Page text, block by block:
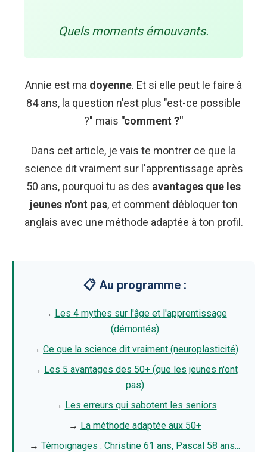
Quels moments émouvants.
Annie est ma doyenne. Et si elle peut le faire à
84 ans, la question n'est plus "est-ce possible
?" mais "comment ?"
Dans cet article, je vais te montrer ce que la
science dit vraiment sur l'apprentissage après
50 ans, pourquoi tu as des avantages que les
jeunes n'ont pas, et comment débloquer ton
anglais avec une méthode adaptée à ton profil.
📋 Au programme :
→ Les 4 mythes sur l'âge et l'apprentissage
(démontés)
→ Ce que la science dit vraiment (neuroplasticité)
→ Les 5 avantages des 50+ (que les jeunes n'ont
pas)
→ Les erreurs qui sabotent les seniors
→ La méthode adaptée aux 50+
→ Témoignages : Christine 61 ans, Pascal 58 ans...